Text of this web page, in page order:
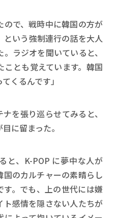
ので、戦時中に韓国の方が
という強制連行の話を大人
ラジオを聞いていると、
とも覚えています。韓国
くるんです」
を張り巡らせてみると、
に留まった。
と、K-POP に夢中な人が
のカルチャーの素晴らし
す。でも、上の世代には嫌
感情を隠さない人たちが